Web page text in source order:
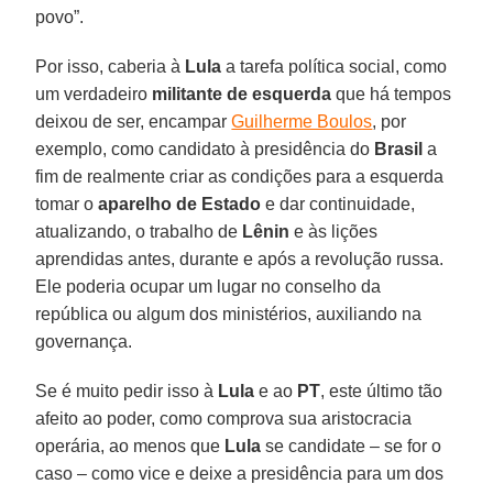
povo”.
Por isso, caberia à Lula a tarefa política social, como
um verdadeiro militante de esquerda que há tempos
deixou de ser, encamparGuilherme Boulos, por
exemplo, como candidato à presidência do Brasil a
fim de realmente criar as condições para a esquerda
tomar oaparelho de Estado e dar continuidade,
atualizando, o trabalho de Lênin e às lições
aprendidas antes, durante e após a revolução russa.
Ele poderia ocupar um lugar no conselho da
república ou algum dos ministérios, auxiliando na
governança.
Se é muito pedir isso à Lula e ao PT, este último tão
afeito ao poder, como comprova sua aristocracia
operária, ao menos que Lula se candidate – se for o
caso – como vice e deixe a presidência para um dos